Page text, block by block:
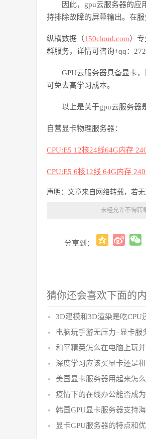
因此， gpu云服务器的应
持排除故障的屏幕输出。在
纵横数据（150cloud.com）
群服务，详情可咨询+qq：
GPU云服务器具备显卡
可免去高学习成本。
以上是关于gpu云服务器
自营显卡物理服务器：
CPU:E5 12核24线64G内存
CPU:E5 6核12线 64G内存
声明：文章来自网络转载，若
未经允许不得转
分享到：
猜你还会喜欢下面的
3D建模和3D渲染是吃CPU
电脑玩手游无压力–显卡服
和平精英怎么在电脑上玩
深度学习应该买显卡还是租
美国显卡服务器用起来怎么
疫情下的在线办公能否成
韩国GPU显卡服务器支持海
显卡GPU服务器的特点和优